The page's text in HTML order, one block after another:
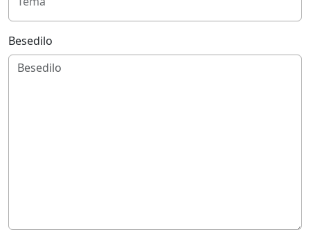
Besedilo